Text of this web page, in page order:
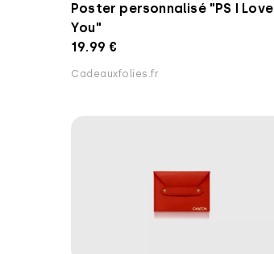
Poster personnalisé "PS I Love
You"
19.99 €
Cadeauxfolies.fr